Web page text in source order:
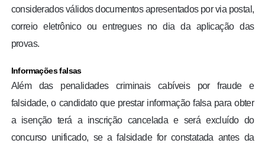
considerados válidos documentos apresentados por via postal,
correio eletrônico ou entregues no dia da aplicação das
provas.
Informações falsas
Além das penalidades criminais cabíveis por fraude e
falsidade, o candidato que prestar informação falsa para obter
a isenção terá a inscrição cancelada e será excluído do
concurso unificado, se a falsidade for constatada antes da